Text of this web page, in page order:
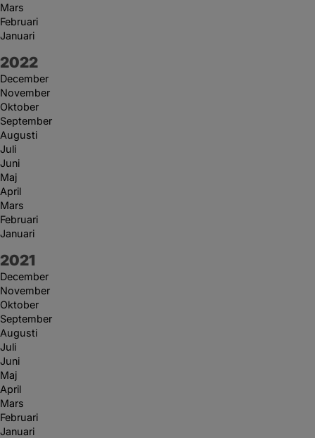
Mars
Februari
Januari
År:
2022
December
November
Oktober
September
Augusti
Juli
Juni
Maj
April
Mars
Februari
Januari
År:
2021
December
November
Oktober
September
Augusti
Juli
Juni
Maj
April
Mars
Februari
Januari